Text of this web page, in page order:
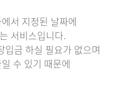
서 지정된 날짜에
서비스입니다.
금 하실 필요가 없으며
수 있기 때문에